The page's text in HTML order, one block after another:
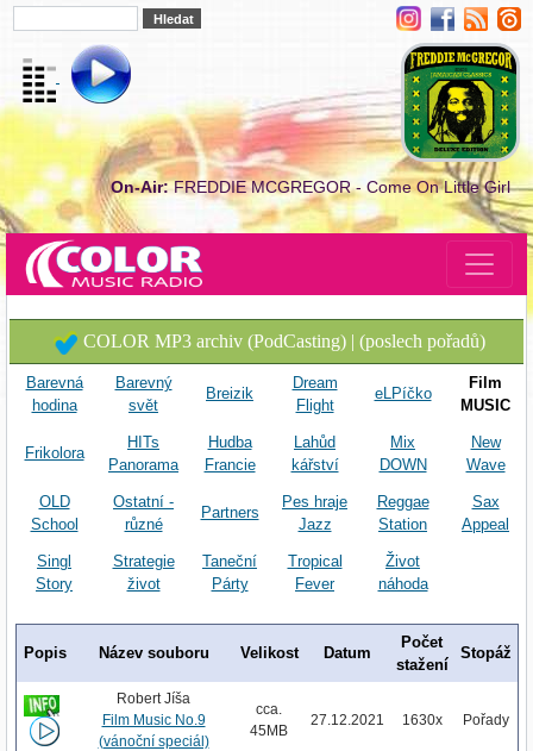
On-Air:FREDDIE MCGREGOR - Come On Little Girl
COLOR MP3 archiv (PodCasting) | (poslech pořadů)
Barevná
hodina
Barevný
svět
Breizik
Dream
Flight
eLPíčko
Film
MUSIC
Frikolora
HITs
Panorama
Hudba
Francie
Lahůd
kářství
Mix
DOWN
New
Wave
OLD
School
Ostatní -
různé
Partners
Pes hraje
Jazz
Reggae
Station
Sax
Appeal
Singl
Story
Strategie
život
Taneční
Párty
Tropical
Fever
Život
náhoda
Popis Název souboru Velikost Datum
Počet
stažení
Stopáž
Robert Jíša
Film Music No.9
(vánoční speciál)
cca.
45MB
27.12.2021 1630x Pořady